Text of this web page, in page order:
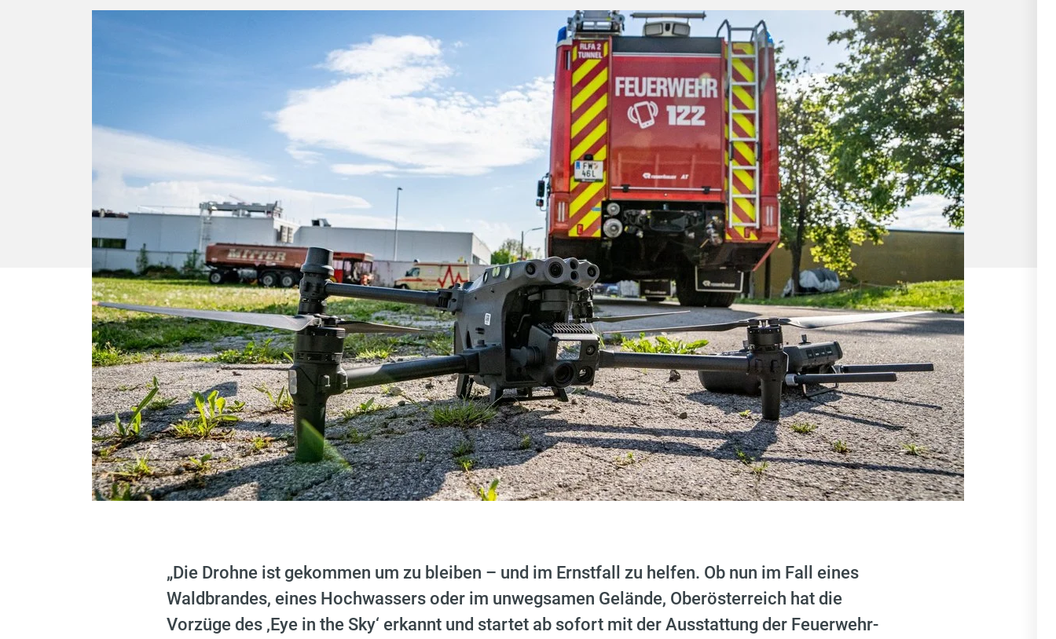
„Die Drohne ist gekommen um zu bleiben – und im Ernstfall zu helfen. Ob nun im Fall eines
Waldbrandes, eines Hochwassers oder im unwegsamen Gelände, Oberösterreich hat die
Vorzüge des ‚Eye in the Sky‘ erkannt und startet ab sofort mit der Ausstattung der Feuerwehr-